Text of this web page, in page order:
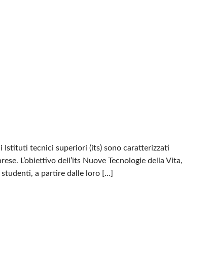
tecnici superiori (its) sono caratterizzati
L’obiettivo dell’its Nuove Tecnologie della Vita,
studenti, a partire dalle loro […]